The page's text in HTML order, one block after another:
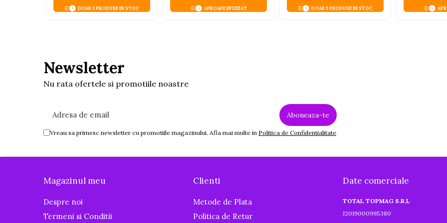
Igiena si ingrijire
Halate de baie
Cutii pentru suzete si depozitare
Perii pentru biberoane si tetine
Periute de dinti
Pentru Mamici
Ingrijire cosmetica mamici
DOAR 3 PRODUSE IN STOC APROAPE EPUIZAT DOAR 3 PRODUSE IN STOC
Newsletter
Nu rata ofertele si promotiile noastre
Vreau sa primesc newsletter cu promotiile magazinului. Afla mai multe in Politica de Confidentialitate
Magazinul meu
Despre noi
Termeni si Conditii
Clienti
Metode de Plata
Politica de Retur
Date comerciale
TOTAL TOPMAG S.R.L
J2019000995380